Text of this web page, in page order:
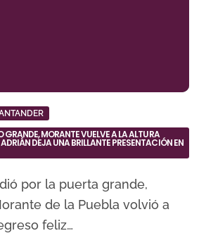
GRANDE, MORANTE VUELVE A LA ALTURA
DEJA UNA BRILLANTE PRESENTACIÓN EN
de la Puebla volvió a
feliz…